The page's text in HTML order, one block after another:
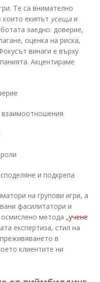
Те са внимателно
които екипът усеща и
заедно: доверие,
оценка на риска,
винаги е върху
Акцентираме
взаимоотношения
и подкрепа
на групови игри, а
фасилитатори и
метода „учене
експертиза, стил на
в
клиентите ни